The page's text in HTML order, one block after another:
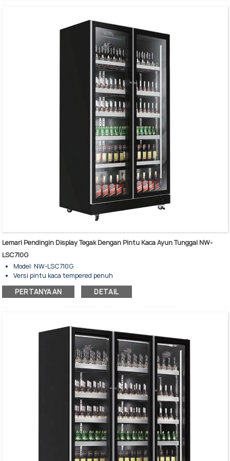
Lemari Pendingin Display Tegak Dengan Pintu Kaca Ayun Tunggal NW-
LSC710G
Model: NW-LSC710G
Versi pintu kaca tempered penuh
Kapasitas penyimpanan: 710 liter
Dengan pendinginan kipas - Tanpa Embun Beku
Rak yang dapat disesuaikan
Rangka dan pegangan pintu aluminium
PERTANYAAN DETAIL